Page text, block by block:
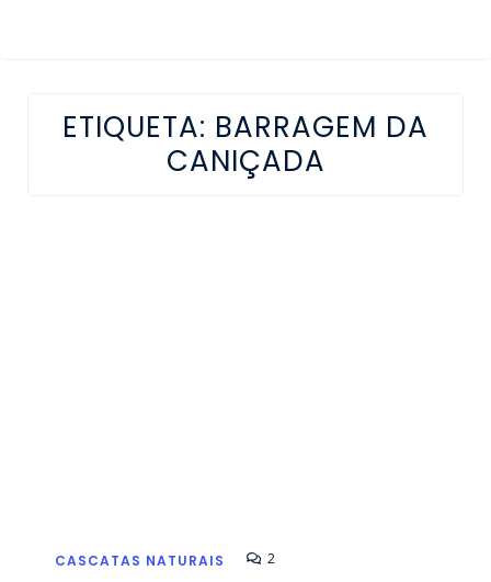
ETIQUETA: BARRAGEM DA
CANIÇADA
CASCATAS NATURAIS 2